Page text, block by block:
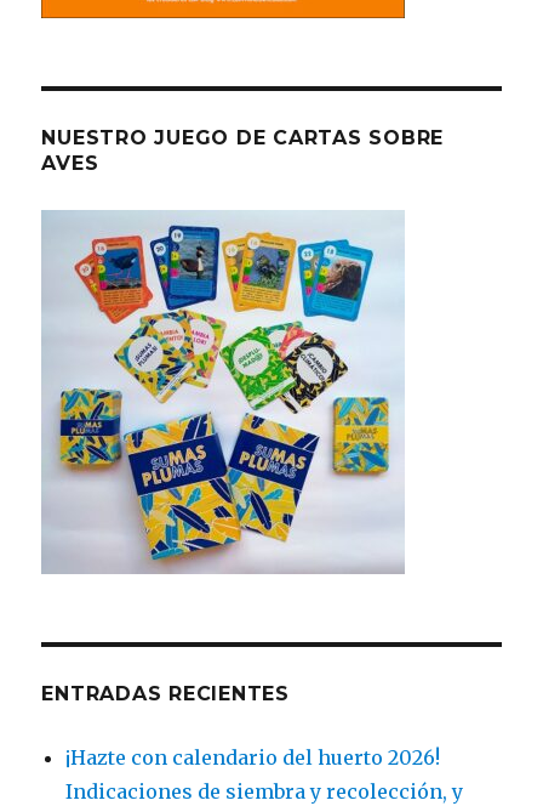
NUESTRO JUEGO DE CARTAS SOBRE
AVES
ENTRADAS RECIENTES
¡Hazte con calendario del huerto 2026!
Indicaciones de siembra y recolección, y